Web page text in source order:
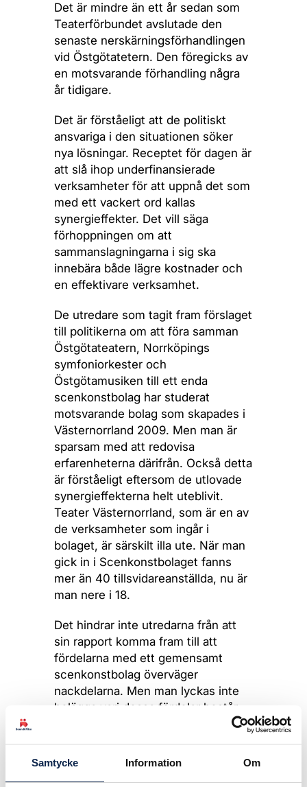
Samtycke Information Om
Det är mindre än ett år sedan som
Teaterförbundet avslutade den
senaste nerskärningsförhandlingen
vid Östgötatetern. Den föregicks av
en motsvarande förhandling några
år tidigare.
Det är förståeligt att de politiskt
ansvariga i den situationen söker
nya lösningar. Receptet för dagen är
att slå ihop underfinansierade
verksamheter för att uppnå det som
med ett vackert ord kallas
synergieffekter. Det vill säga
förhoppningen om att
sammanslagningarna i sig ska
innebära både lägre kostnader och
en effektivare verksamhet.
De utredare som tagit fram förslaget
till politikerna om att föra samman
Östgötateatern, Norrköpings
symfoniorkester och
Östgötamusiken till ett enda
scenkonstbolag har studerat
motsvarande bolag som skapades i
Västernorrland 2009. Men man är
sparsam med att redovisa
erfarenheterna därifrån. Också detta
är förståeligt eftersom de utlovade
synergieffekterna helt uteblivit.
Teater Västernorrland, som är en av
de verksamheter som ingår i
bolaget, är särskilt illa ute. När man
gick in i Scenkonstbolaget fanns
mer än 40 tillsvidareanställda, nu är
man nere i 18.
Det hindrar inte utredarna från att
sin rapport komma fram till att
fördelarna med ett gemensamt
scenkonstbolag överväger
nackdelarna. Men man lyckas inte
belägga vari dessa fördelar består.
cirkelresonemang där man
förutsätter att bolagsbildningen ska